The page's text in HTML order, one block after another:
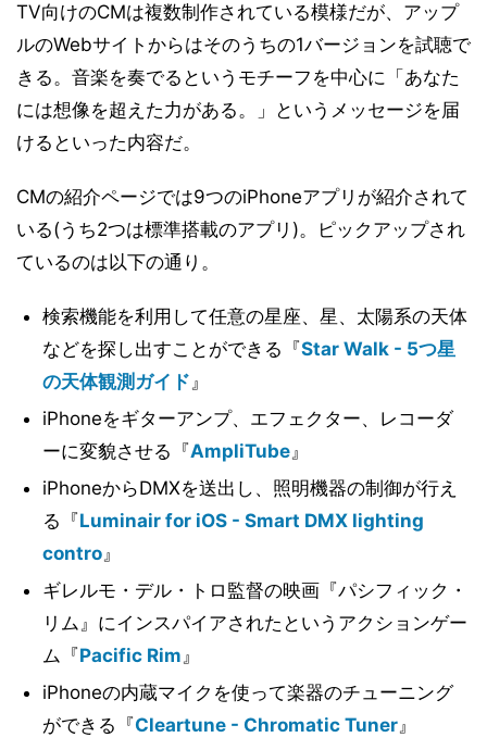
TV向けのCMは複数制作されている模様だが、アップ
ルのWebサイトからはそのうちの1バージョンを試聴で
きる。音楽を奏でるというモチーフを中心に「あなた
には想像を超えた力がある。」というメッセージを届
けるといった内容だ。
CMの紹介ページでは9つのiPhoneアプリが紹介されて
いる(うち2つは標準搭載のアプリ)。ピックアップされ
ているのは以下の通り。
検索機能を利用して任意の星座、星、太陽系の天体
などを探し出すことができる『Star Walk - 5つ星
の天体観測ガイド』
iPhoneをギターアンプ、エフェクター、レコーダ
ーに変貌させる『AmpliTube』
iPhoneからDMXを送出し、照明機器の制御が行え
る『Luminair for iOS - Smart DMX lighting
contro』
ギレルモ・デル・トロ監督の映画『パシフィック・
リム』にインスパイアされたというアクションゲー
ム『Pacific Rim』
iPhoneの内蔵マイクを使って楽器のチューニング
ができる『Cleartune - Chromatic Tuner』